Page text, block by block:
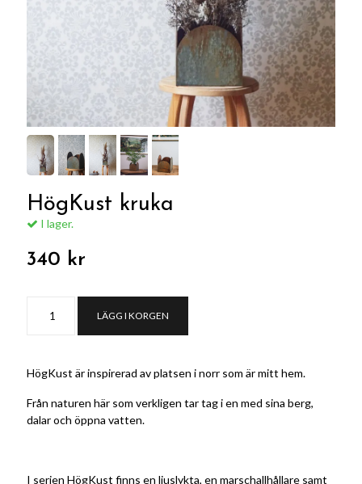
HögKust kruka
I lager.
340 kr
LÄGG I KORGEN
HögKust är inspirerad av platsen i norr som är mitt hem.
Från naturen här som verkligen tar tag i en med sina berg,
dalar och öppna vatten.
I serien HögKust finns en ljuslykta, en marschallhållare samt